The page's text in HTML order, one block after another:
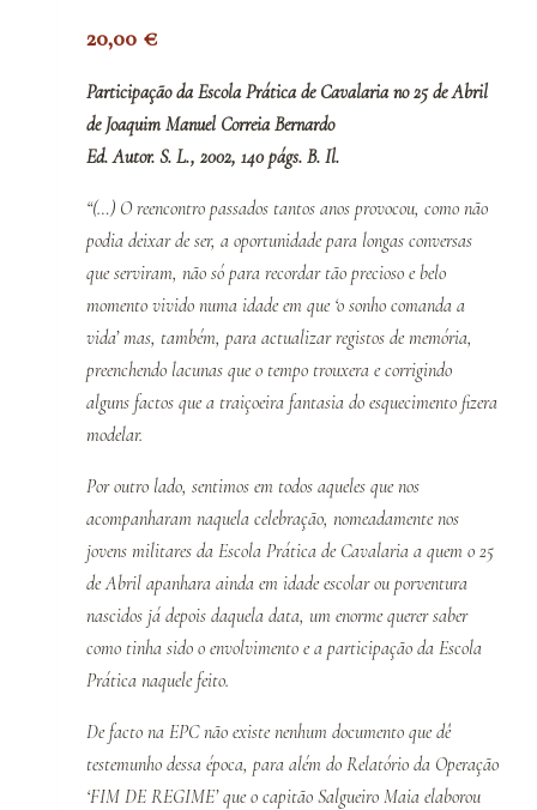
20,00 €
Participação da Escola Prática de Cavalaria no 25 de Abril
de Joaquim Manuel Correia Bernardo
Ed. Autor. S. L., 2002, 140 págs. B. Il.
“(…) O reencontro passados tantos anos provocou, como não
podia deixar de ser, a oportunidade para longas conversas
que serviram, não só para recordar tão precioso e belo
momento vivido numa idade em que ‘o sonho comanda a
vida’ mas, também, para actualizar registos de memória,
preenchendo lacunas que o tempo trouxera e corrigindo
alguns factos que a traiçoeira fantasia do esquecimento fizera
modelar.
Por outro lado, sentimos em todos aqueles que nos
acompanharam naquela celebração, nomeadamente nos
jovens militares da Escola Prática de Cavalaria a quem o 25
de Abril apanhara ainda em idade escolar ou porventura
nascidos já depois daquela data, um enorme querer saber
como tinha sido o envolvimento e a participação da Escola
Prática naquele feito.
De facto na EPC não existe nenhum documento que dê
testemunho dessa época, para além do Relatório da Operação
‘FIM DE REGIME’ que o capitão Salgueiro Maia elaborou